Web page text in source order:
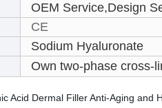
OEM Service,Design
CE
Sodium Hyaluronate
Own two-phase cross-